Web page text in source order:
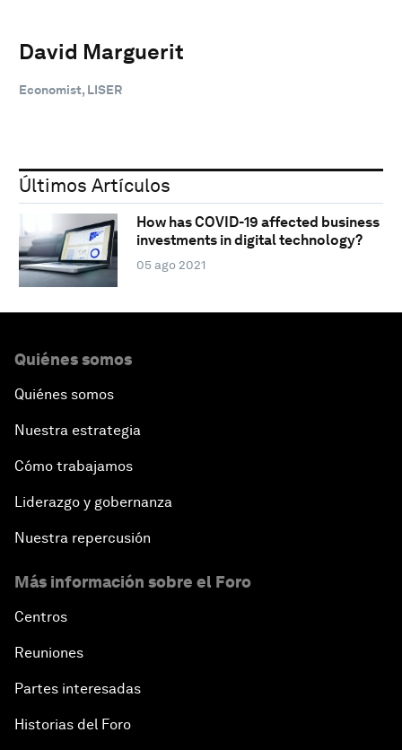
David Marguerit
Economist, LISER
Últimos Artículos
How has COVID-19 affected business
investments in digital technology?
05 ago 2021
Quiénes somos
Quiénes somos
Nuestra estrategia
Cómo trabajamos
Liderazgo y gobernanza
Nuestra repercusión
Más información sobre el Foro
Centros
Reuniones
Partes interesadas
Historias del Foro